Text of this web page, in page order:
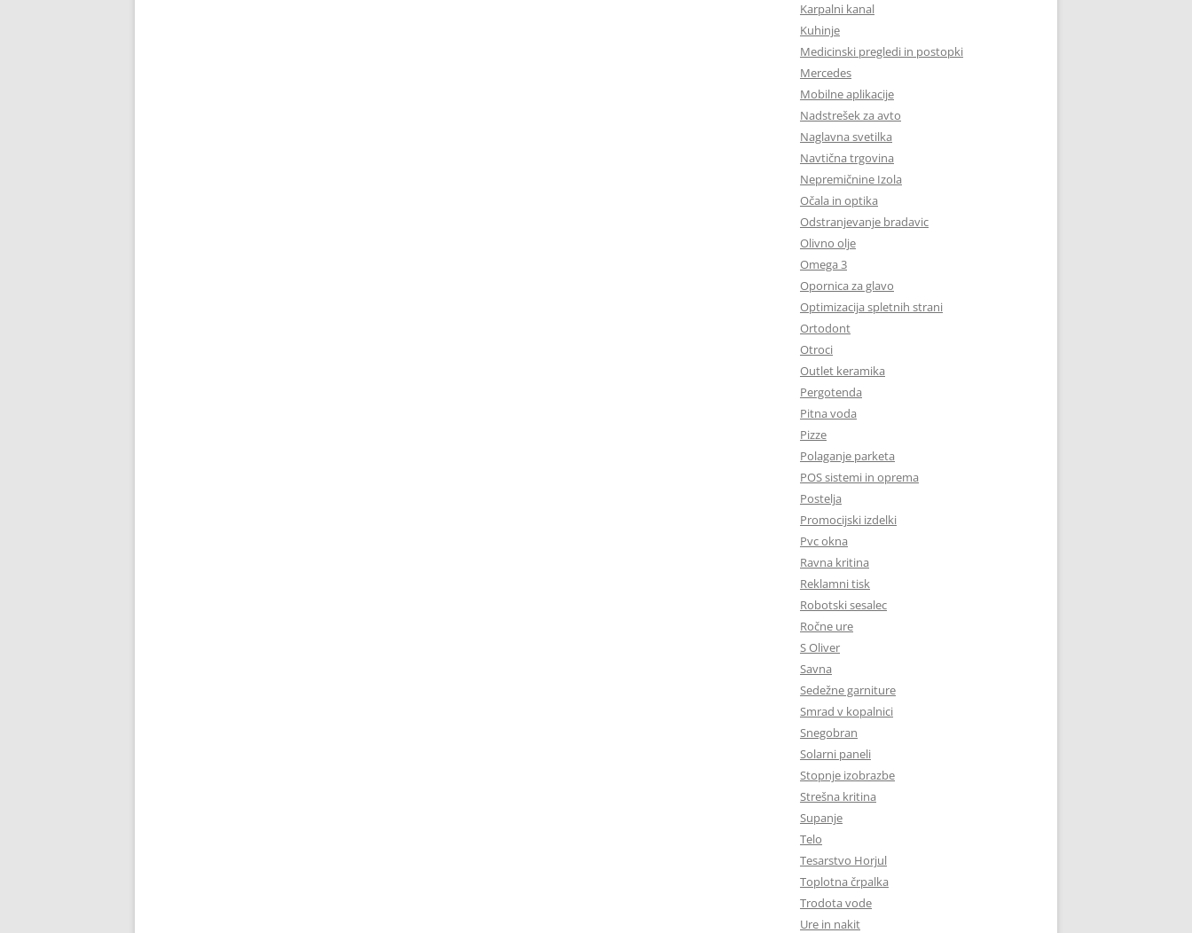
Karpalni kanal
Kuhinje
Medicinski pregledi in postopki
Mercedes
Mobilne aplikacije
Nadstrešek za avto
Naglavna svetilka
Navtična trgovina
Nepremičnine Izola
Očala in optika
Odstranjevanje bradavic
Olivno olje
Omega 3
Opornica za glavo
Optimizacija spletnih strani
Ortodont
Otroci
Outlet keramika
Pergotenda
Pitna voda
Pizze
Polaganje parketa
POS sistemi in oprema
Postelja
Promocijski izdelki
Pvc okna
Ravna kritina
Reklamni tisk
Robotski sesalec
Ročne ure
S Oliver
Savna
Sedežne garniture
Smrad v kopalnici
Snegobran
Solarni paneli
Stopnje izobrazbe
Strešna kritina
Supanje
Telo
Tesarstvo Horjul
Toplotna črpalka
Trodota vode
Ure in nakit